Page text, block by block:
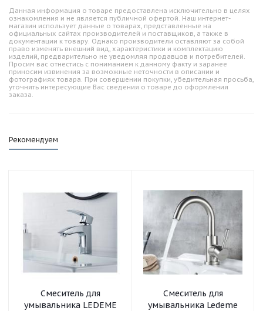
Данная информация о товаре предоставлена исключительно в целях
ознакомления и не является публичной офертой. Наш интернет-
магазин использует данные о товарах, представленные на
официальных сайтах производителей и поставщиков, а также в
документации к товару. Однако производители оставляют за собой
право изменять внешний вид, характеристики и комплектацию
изделий, предварительно не уведомляя продавцов и потребителей.
Просим вас отнестись с пониманием к данному факту и заранее
приносим извинения за возможные неточности в описании и
фотографиях товара. При совершении покупки, убедительная просьба,
уточнять интересующие Вас сведения о товаре до оформления
заказа.
Рекомендуем
Смеситель для
умывальника LEDEME
Смеситель для
умывальника Ledeme